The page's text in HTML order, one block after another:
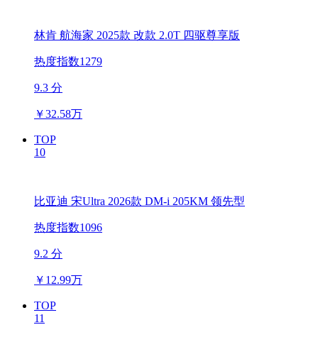
林肯 航海家 2025款 改款 2.0T 四驱尊享版
热度指数1279
9.3 分
￥32.58万
TOP
10
比亚迪 宋Ultra 2026款 DM-i 205KM 领先型
热度指数1096
9.2 分
￥ 12.99万
TOP
11